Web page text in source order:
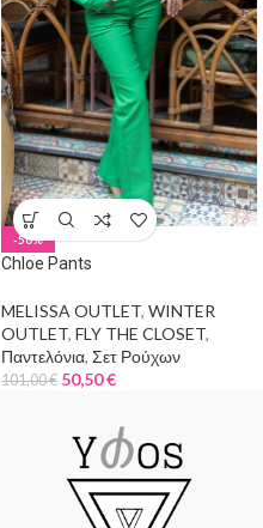
-50%
Chloe Pants
MELISSA OUTLET, WINTER
OUTLET, FLY THE CLOSET,
Παντελόνια, Σετ Ρούχων
101,00€ 50,50€